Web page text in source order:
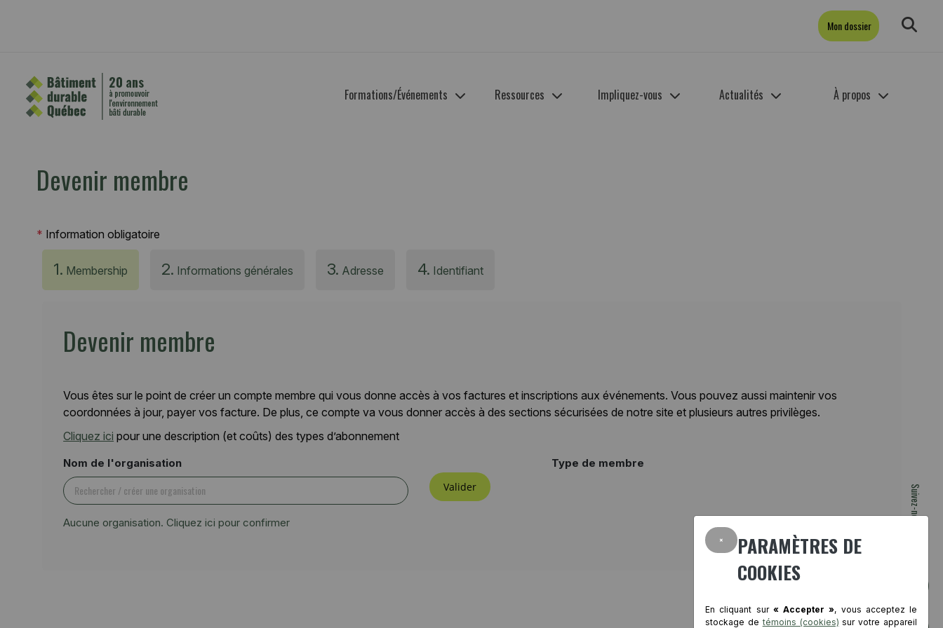
Suivez-nous
Mon dossier
Formations/Événements Ressources Impliquez-vous Actualités À propos
Devenir membre
* Information obligatoire
1. Membership 2. Informations générales 3. Adresse 4. Identifiant
Devenir membre
Vous êtes sur le point de créer un compte membre qui vous donne accès à vos factures et inscriptions aux événements. Vous pouvez aussi maintenir vos
coordonnées à jour, payer vos facture. De plus, ce compte va vous donner accès à des sections sécurisées de notre site et plusieurs autres privilèges.
Cliquez ici pour une description (et coûts) des types d’abonnement
Nom de l'organisation
Aucune organisation. Cliquez ici pour confirmer
Valider
Type de membre
×
PARAMÈTRES DE
COOKIES
En cliquant sur « Accepter », vous acceptez le
stockage de témoins (cookies) sur votre appareil